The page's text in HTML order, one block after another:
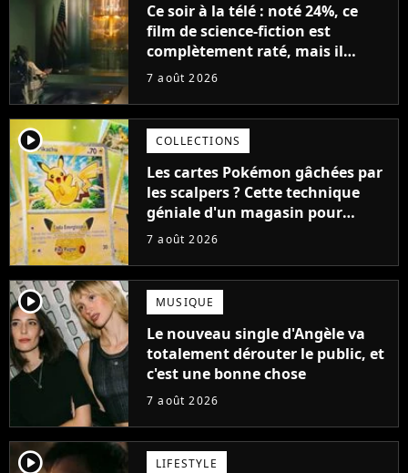
Ce soir à la télé : noté 24%, ce
film de science-fiction est
complètement raté, mais il
aurait pu être encore pire à
7 août 2026
player2 COLLECTIONS
Les cartes Pokémon gâchées par
les scalpers ? Cette technique
géniale d'un magasin pour
ruiner les revendeurs
7 août 2026
player2 MUSIQUE
Le nouveau single d'Angèle va
totalement dérouter le public, et
c'est une bonne chose
7 août 2026
player2 LIFESTYLE